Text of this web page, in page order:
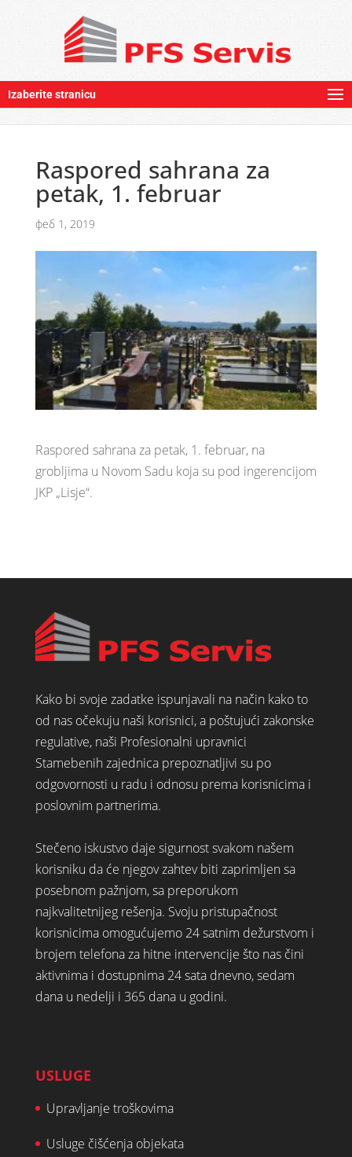
Izaberite stranicu
Raspored sahrana za
petak, 1. februar
феб 1, 2019
Raspored sahrana za petak, 1. februar, na
grobljima u Novom Sadu koja su pod ingerencijom
JKP „Lisje“.
Kako bi svoje zadatke ispunjavali na način kako to
od nas očekuju naši korisnici, a poštujući zakonske
regulative, naši Profesionalni upravnici
Stamebenih zajednica prepoznatljivi su po
odgovornosti u radu i odnosu prema korisnicima i
poslovnim partnerima.
Stečeno iskustvo daje sigurnost svakom našem
korisniku da će njegov zahtev biti zaprimljen sa
posebnom pažnjom, sa preporukom
najkvalitetnijeg rešenja. Svoju pristupačnost
korisnicima omogućujemo 24 satnim dežurstvom i
brojem telefona za hitne intervencije što nas čini
aktivnima i dostupnima 24 sata dnevno, sedam
dana u nedelji i 365 dana u godini.
USLUGE
Upravljanje troškovima
Usluge čišćenja objekata